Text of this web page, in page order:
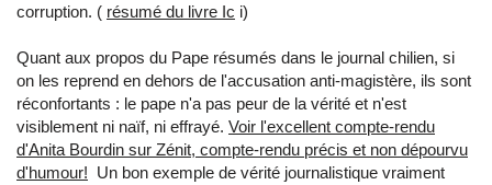
corruption. ( résumé du livre Ic i)
Quant aux propos du Pape résumés dans le journal chilien, si
on les reprend en dehors de l'accusation anti-magistère, ils sont
réconfortants : le pape n'a pas peur de la vérité et n'est
visiblement ni naïf, ni effrayé. Voir l'excellent compte-rendu
d'Anita Bourdin sur Zénit, compte-rendu précis et non dépourvu
d'humour! Un bon exemple de vérité journalistique vraiment